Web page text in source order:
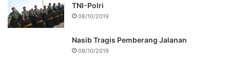
TNI-Polri
08/10/2019
Nasib Tragis Pemberang Jalanan
08/10/2019